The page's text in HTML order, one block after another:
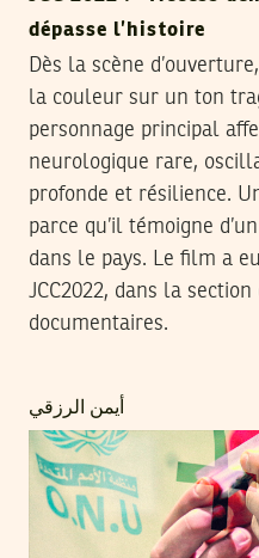
dépasse l’histoire
Dès la scène
la couleur sur un ton
personnage principal
neurologique rare,
profonde et résilience.
parce qu’il témoigne
dans le pays. Le film a
JCC2022, dans la
documentaires.
أيمن الرزقي